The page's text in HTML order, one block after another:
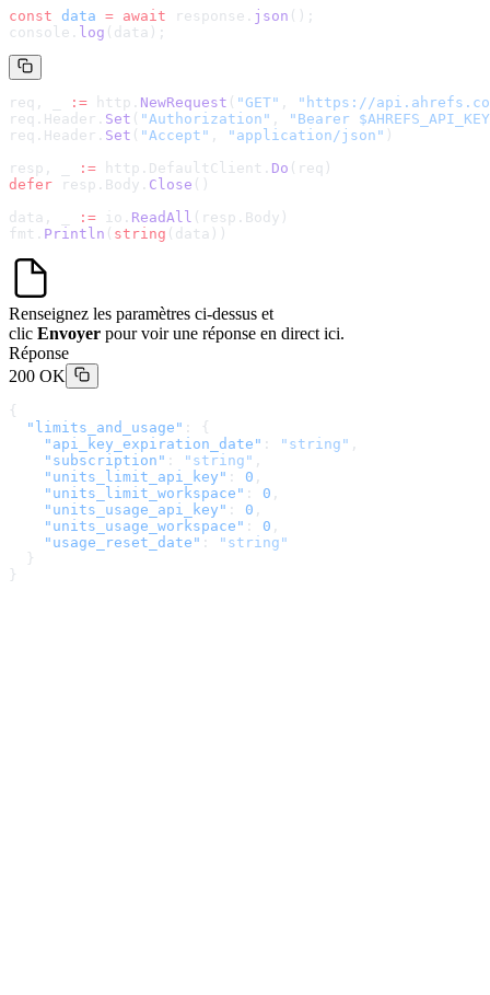
const data = await response. json ();
console. log (data);
req, _ := http. NewRequest ( "GET" , " https://
req.Header. Set ( "Authorization" ,
"Bearer
req.Header. Set ( "Accept" , "application/json" )
resp, _
:= http.DefaultClient. Do (req)
defer resp.Body. Close ()
data, _
:= io. ReadAll (resp.Body)
fmt. Println ( string (data))
Renseignez les paramètres ci-dessus et
clic Envoyer pour voir une réponse en direct ici.
Réponse
200 OK
{
  "limits_and_usage"
: {
    "api_key_expiration_date"
: "string" ,
    "subscription"
: "string" ,
    "units_limit_api_key"
: 0 ,
    "units_limit_workspace"
: 0 ,
    "units_usage_api_key"
: 0 ,
    "units_usage_workspace"
: 0 ,
    "usage_reset_date"
:
"string"
  }
}